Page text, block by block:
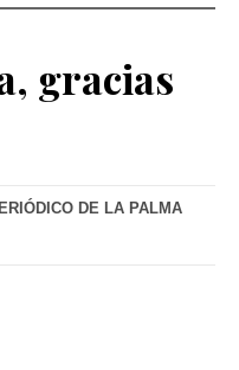
gracias
DE LA PALMA